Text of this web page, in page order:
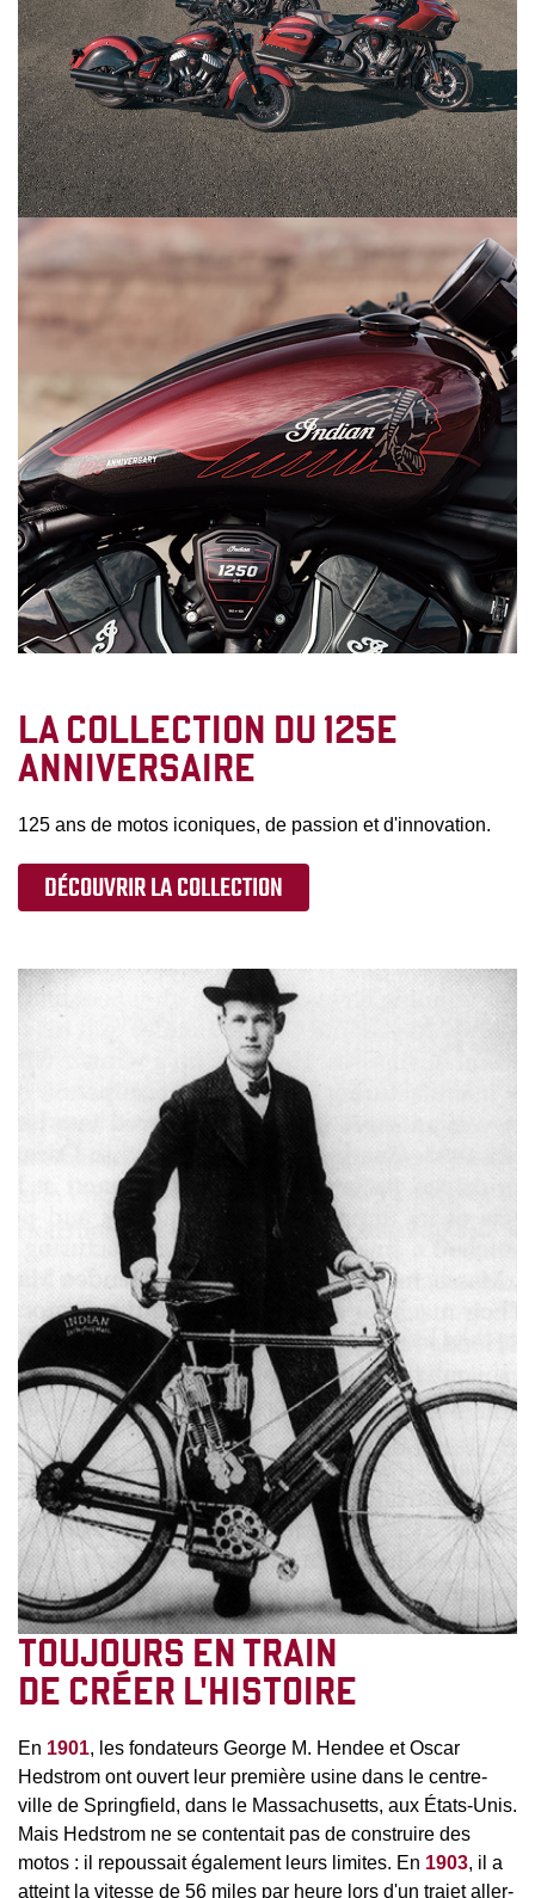
LA COLLECTION DU 125E
ANNIVERSAIRE
125 ans de motos iconiques, de passion et d'innovation.
DÉCOUVRIR LA COLLECTION
TOUJOURS EN TRAIN
DE CRÉER L'HISTOIRE
En 1901, les fondateurs George M. Hendee et Oscar
Hedstrom ont ouvert leur première usine dans le centre-
ville de Springfield, dans le Massachusetts, aux États-Unis.
Mais Hedstrom ne se contentait pas de construire des
motos : il repoussait également leurs limites. En 1903, il a
atteint la vitesse de 56 miles par heure lors d'un trajet aller-